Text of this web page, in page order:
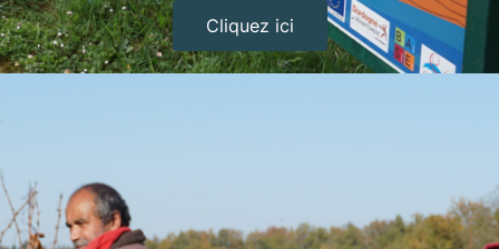
Cliquez ici